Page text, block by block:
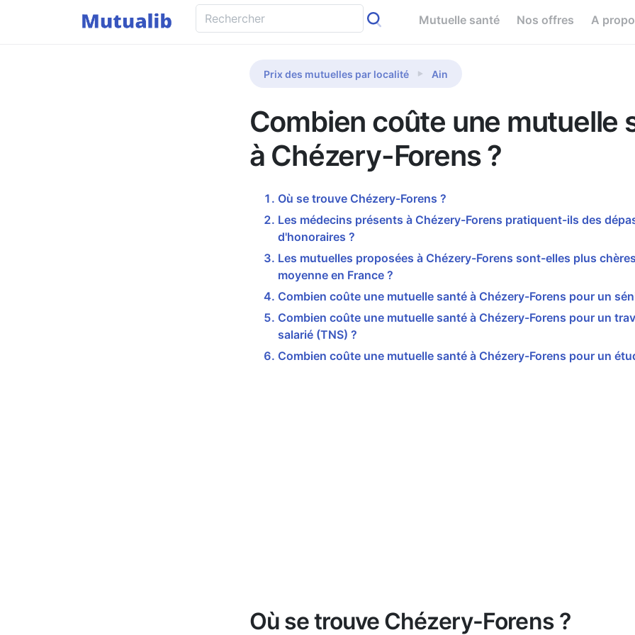
Mutuelle santé Nos offres A
Prix des mutuelles par localité Ain
Combien coûte une mutuelle
à Chézery-Forens ?
Où se trouve Chézery-Forens ?
Les médecins présents à Chézery-Forens pratiquent-ils des
d'honoraires ?
Les mutuelles proposées à Chézery-Forens sont-elles plus
moyenne en France ?
Combien coûte une mutuelle santé à Chézery-Forens pour un
Combien coûte une mutuelle santé à Chézery-Forens pour un
salarié (TNS) ?
Combien coûte une mutuelle santé à Chézery-Forens pour un
Où se trouve Chézery-Forens ?